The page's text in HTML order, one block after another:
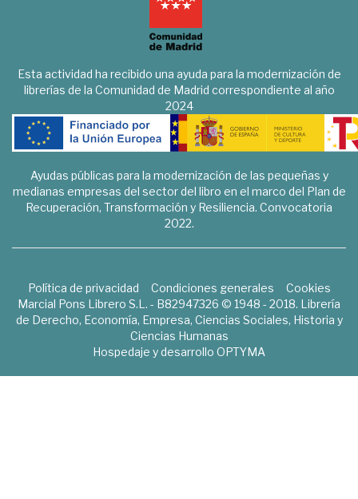
Esta actividad ha recibido una ayuda para la modernización de
librerías de la Comunidad de Madrid correspondiente al año
2024
Ayudas públicas para la modernización de las pequeñas y
medianas empresas del sector del libro en el marco del Plan de
Recuperación, Transformación y Resiliencia. Convocatoria
2022.
Política de privacidad Condiciones generales
Cookies
Marcial Pons Librero S.L. - B82947326 © 1948 - 2018. Librería
de Derecho, Economía, Empresa, Ciencias Sociales, Historia y
Ciencias Humanas
Hospedaje y desarrollo OPTYMA